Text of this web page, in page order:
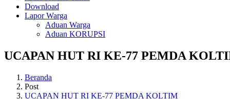
Download
Lapor Warga
Aduan Warga
Aduan KORUPSI
UCAPAN HUT RI KE-77 PEMDA
Beranda
Post
UCAPAN HUT RI KE-77 PEMDA KOLTIM